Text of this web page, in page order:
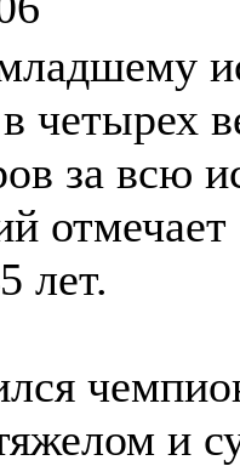
четырех
за всю
лет.
и